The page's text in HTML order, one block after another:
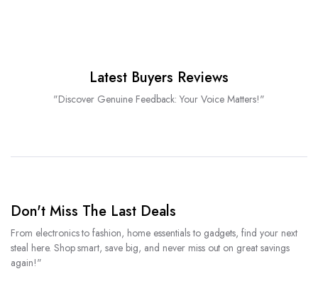
Latest Buyers Reviews
"Discover Genuine Feedback: Your Voice Matters!"
Don't Miss The Last Deals
From electronics to fashion, home essentials to gadgets, find your next
steal here. Shop smart, save big, and never miss out on great savings
again!"